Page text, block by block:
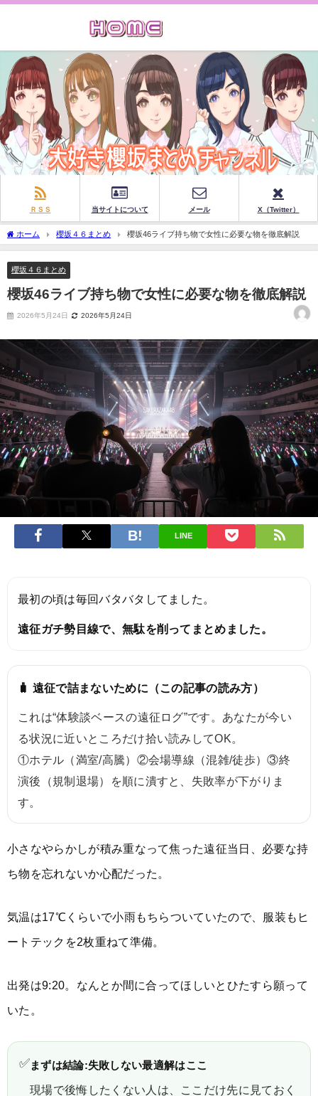
ＲＳＳ 当サイトについて メール X（Twitter）
ホーム 櫻坂４６まとめ 櫻坂46ライブ持ち物で女性に必要な物を徹底解説
櫻坂４６まとめ
櫻坂46ライブ持ち物で女性に必要な物を徹底解説
2026年5月24日 2026年5月24日
LINE
最初の頃は毎回バタバタしてました。
遠征ガチ勢目線で、無駄を削ってまとめました。
🧳 遠征で詰まないために（この記事の読み方）
これは“体験談ベースの遠征ログ”です。あなたが今い
る状況に近いところだけ拾い読みしてOK。
①ホテル（満室/高騰）②会場導線（混雑/徒歩）③終
演後（規制退場）を順に潰すと、失敗率が下がりま
す。
小さなやらかしが積み重なって焦った遠征当日、必要な持
ち物を忘れないか心配だった。
気温は17℃くらいで小雨もちらついていたので、服装もヒ
ートテックを2枚重ねて準備。
出発は9:20。なんとか間に合ってほしいとひたすら願って
いた。
✅ まずは結論:失敗しない最適解はここ
現場で後悔したくない人は、ここだけ先に見ておく